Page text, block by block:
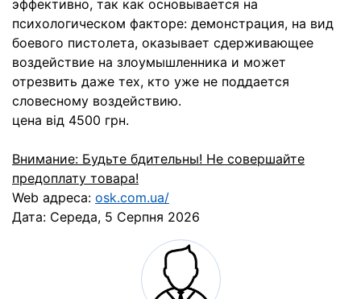
эффективно, так как основывается на
психологическом факторе: демонстрация, на вид
боевого пистолета, оказывает сдерживающее
воздействие на злоумышленника и может
отрезвить даже тех, кто уже не поддается
словесному воздействию.
цена від 4500 грн.
Внимание: Будьте бдительны! Не совершайте
предоплату товара!
Web адреса: osk.com.ua/
Дата: Середа, 5 Серпня 2026